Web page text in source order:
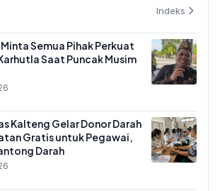
Indeks
Semua Pihak Perkuat
Saat Puncak Musim
Kalteng Gelar Donor Darah
Gratis untuk Pegawai,
Darah